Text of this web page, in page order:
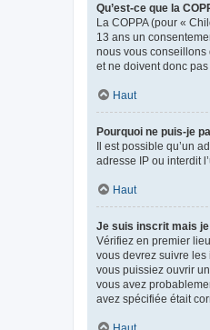
Qu’est-ce que la
La COPPA (pour «
13 ans un
nous vous conseillons
et ne doivent donc
Haut
Pourquoi ne puis-je
Il est possible qu’un
adresse IP ou interdit
Haut
Je suis inscrit mais
Vérifiez en premier
vous devrez suivre
vous puissiez ouvrir
vous avez
avez spécifiée était